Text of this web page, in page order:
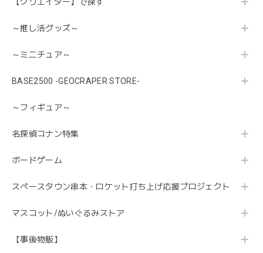
～推し活グッズ～
～ミニチュア～
BASE2500 -GEOCRAPER STORE-
～フィギュア～
名探偵コナン特集
ボードゲーム
スペースタウン串本・ロケット打ち上げ応援プロジェクト
マスコット/ぬいぐるみストア
【事後物販】